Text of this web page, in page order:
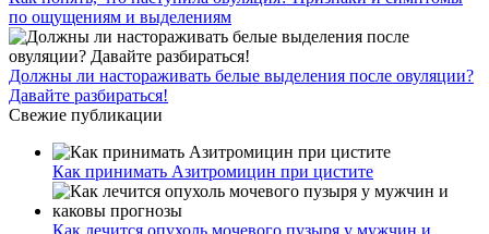
Трубная, Чеховская
Проложить маршрут
Запишитесь на приём
© 2022 Коренной житель.
Лицензия клиники Реквизиты организации
Обработка персональных данных
Договор оферты